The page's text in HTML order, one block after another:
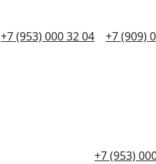
+7 (953) 000 32 04 +7 (909)
+7 (953)